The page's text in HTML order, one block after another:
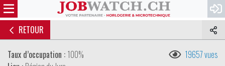
RETOUR
Taux d’occupation : 100%
19657 vues